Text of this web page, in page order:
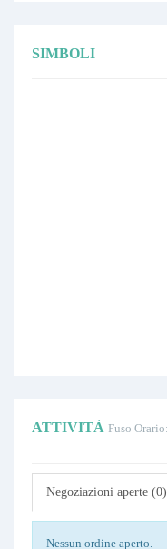
SIMBOLI
ATTIVITÀ Fuso
Negoziazioni aperte (0)
Nessun ordine aperto.